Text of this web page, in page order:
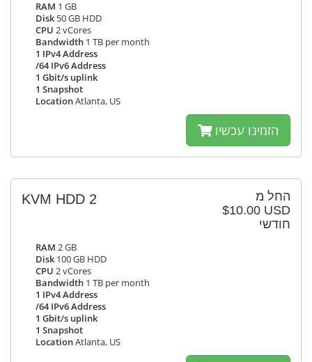
RAM 1 GB
Disk 50 GB HDD
CPU 2 vCores
Bandwidth 1 TB per month
1 IPv4 Address
/64 IPv6 Address
1 Gbit/s uplink
1 Snapshot
LocationAtlanta, US
הזמינו עכשיו
החל מ
$10.00 USD
חודשי
KVM HDD 2
RAM 2 GB
Disk 100 GB HDD
CPU 2 vCores
Bandwidth 1 TB per month
1 IPv4 Address
/64 IPv6 Address
1 Gbit/s uplink
1 Snapshot
LocationAtlanta, US